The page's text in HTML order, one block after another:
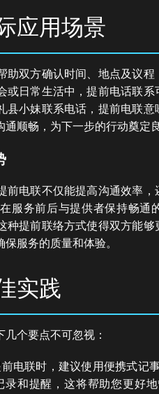
应用场景
助双方确认时间、地点及议
或日常生活中，提前电话联
县小妹联系电话，提前电联
通顺畅，为下一步的行动奠定
前电联不仅能提高沟通效率
服务前后与提供者保持畅通
种提前联络方式使得双方能
服务的质量和体验。
实践
个要点不可忽视：
电联时，建议使用便携式记
录和提醒，这将帮助您更好